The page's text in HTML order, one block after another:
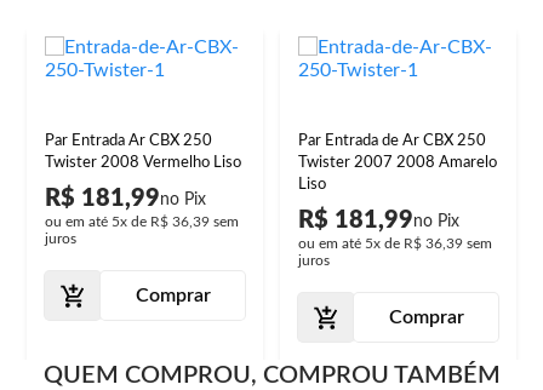
Par Entrada Ar CBX 250
Twister 2008 Vermelho Liso
R$ 181,99
ou em até 5x de R$ 36,39 sem
juros
Comprar
Par Entrada de Ar CBX 250
Twister 2007 2008 Amarelo
Liso
R$ 181,99
ou em até 5x de R$ 36,39 sem
juros
Comprar
QUEM COMPROU, COMPROU TAMBÉM